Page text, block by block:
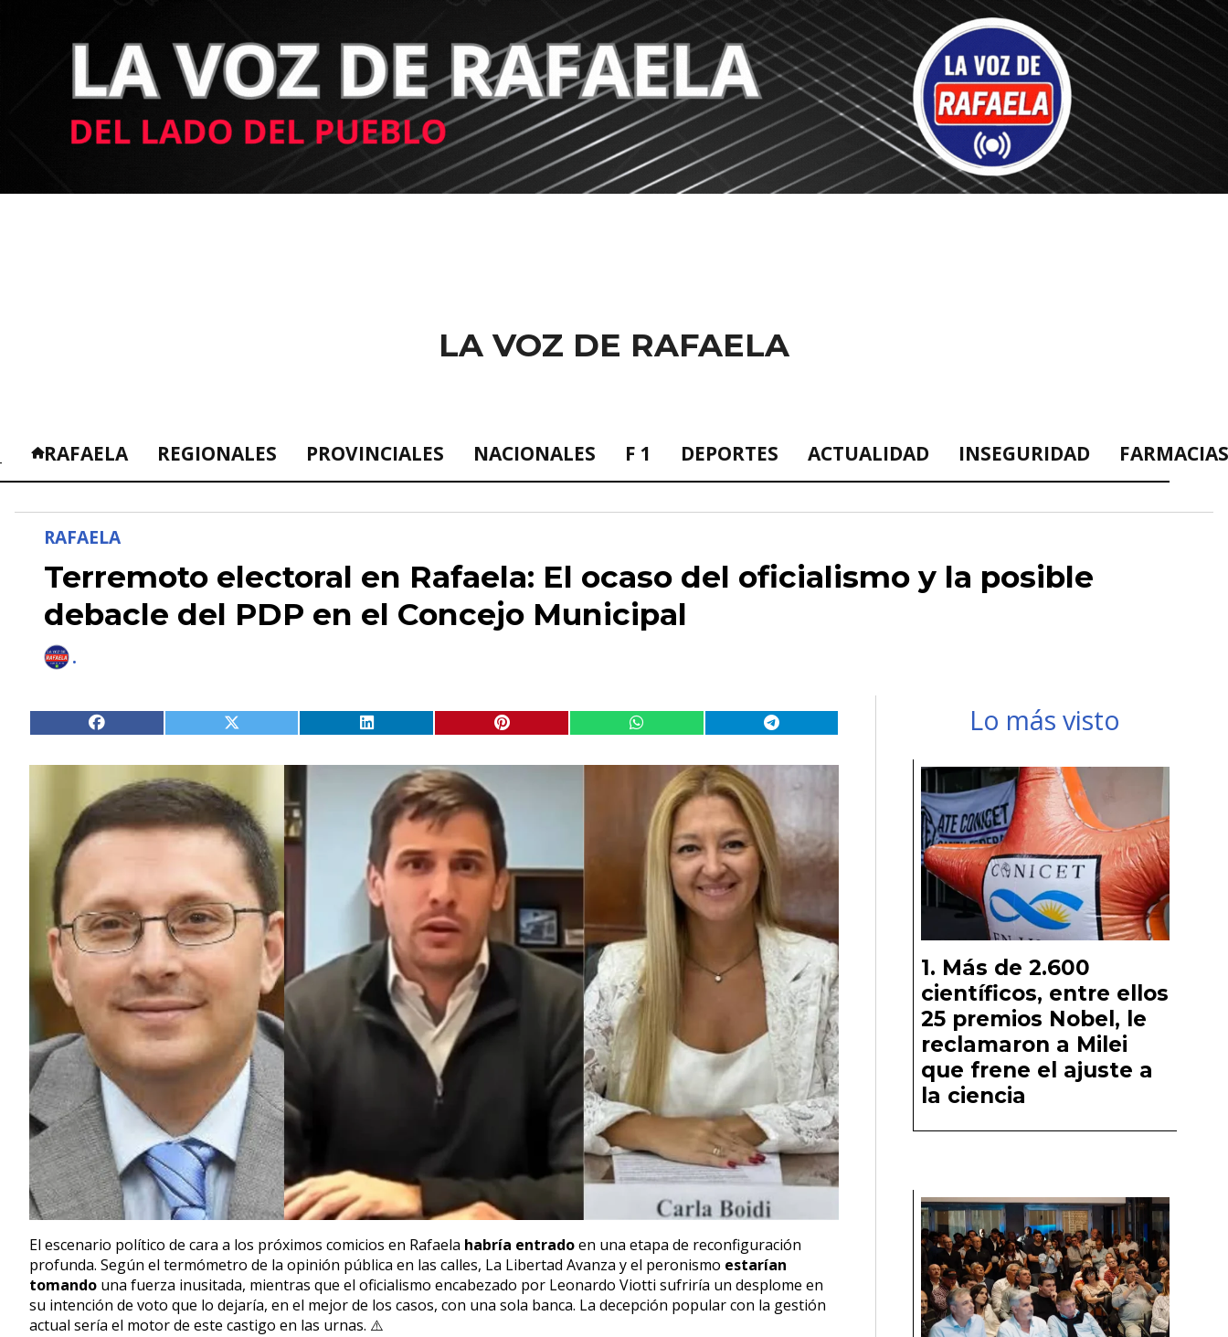
LA VOZ DE RAFAELA
RAFAELA REGIONALES PROVINCIALES NACIONALES F 1 DEPORTES ACTUALIDAD INSEGURIDAD
Terremoto electoral en Rafaela: El ocaso del oficialismo y la posible
debacle del PDP en el Concejo Municipal
RAFAELA
.
El escenario político de cara a los próximos comicios en Rafaela habría entradoen una etapa de reconfiguración
profunda. Según el termómetro de la opinión pública en las calles, La Libertad Avanza y el peronismo estarían
tomando una fuerza inusitada, mientras que el oficialismo encabezado por Leonardo Viotti sufriría un desplome en
su intención de voto que lo dejaría, en el mejor de los casos, con una sola banca. La decepción popular con la gestión
actual sería el motor de este castigo en las urnas. ⚠️
Lo más visto
Más de 2.600
científicos, entre ellos
25 premios Nobel, le
reclamaron a Milei
que frene el ajuste a
la ciencia